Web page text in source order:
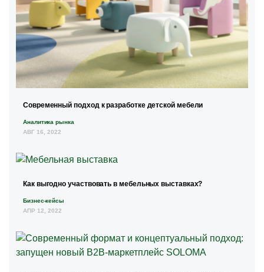
Современный подход к разработке детской мебели
Аналитика рынка
АВГ 16, 2022
Как выгодно участвовать в мебельных выставках?
Бизнес-кейсы
АПР 12, 2022